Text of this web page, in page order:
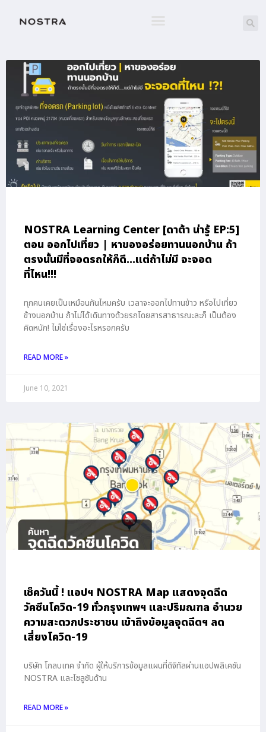
NOSTRA Learning Center [ดาต้า น่ารู้ EP:5]
ตอน ออกไปเที่ยว | หาของอร่อยทานนอกบ้าน ถ้า
ตรงนั้นมีที่จอดรถให้ก็ดี…แต่ถ้าไม่มี จะจอด
ที่ไหน!!!
ทุกคนเคยเป็นเหมือนกันไหมครับ เวลาจะออกไปทานข้าว หรือไปเที่ยว
ข้างนอกบ้าน ถ้าไม่ได้เดินทางด้วยรถโดยสารสาธารณะละก็ เป็นต้อง
คิดหนัก! ไม่ใช่เรื่องอะไรหรอกครับ
READ MORE »
June 10, 2021
เช็ควันนี้ ! แอปฯ NOSTRA Map แสดงจุดฉีด
วัคซีนโควิด-19 ทั่วกรุงเทพฯ และปริมณฑล อำนวย
ความสะดวกประชาชน เข้าถึงข้อมูลจุดฉีดฯ ลด
เสี่ยงโควิด-19
บริษัท โกลบเทค จำกัด ผู้ให้บริการข้อมูลแผนที่ดิจิทัลผ่านแอปพลิเคชัน
NOSTRA และโซลูชันด้าน
READ MORE »